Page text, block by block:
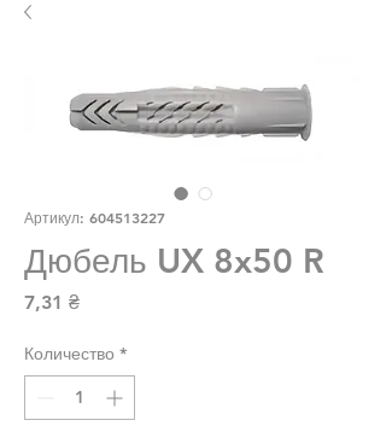
Артикул: 604513227
Дюбель UX 8x50 R
7,31 ₴Цена
Количество *